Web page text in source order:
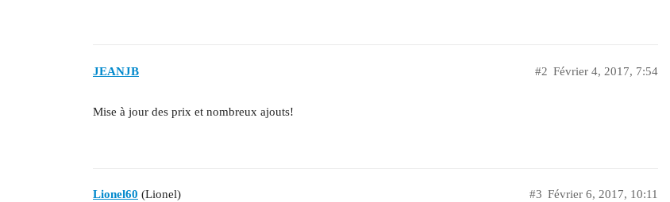
JEANJB Février 4, 2017, 7:54
#2
Mise à jour des prix et nombreux ajouts!
Lionel60 (Lionel) Février 6, 2017, 10:11
#3